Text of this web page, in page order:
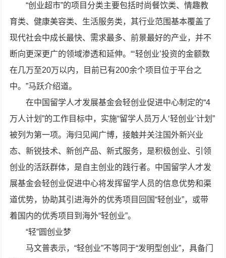
“创业超市”的项目分类主要包括时尚餐饮类、情趣教
育类、健康美容类、生活服务类，其行业范围基本覆盖了
现代社会中成长最快、需求最多、前景最好的产业，并不
断向更深更广的领域渗透和延伸。“‘轻创业’投资的金额数
在几万至20万以内，目前已有200余个项目位于平台之
中。”马跃介绍道。
在中国留学人才发展基金会轻创业促进中心制定的“4
万人计划”的工作目标中，实施“留学人员万人‘轻创业’计划”
被列为第一项。海归见闻广博，接触并关注国外新兴业
态、新锐技术、新创产品、新式服务，是积极创业、引领
创业的活跃群体，是自主创业的践行者。中国留学人才发
展基金会轻创业促进中心将发挥留学人员的信息优势和渠
道优势，协助其引进海外的优秀项目回国“轻创业”，或带
着国内的优秀项目到海外“轻创业”。
“轻”圆创业梦
马文普表示，“轻创业”不等同于“发明型创业”，具备门